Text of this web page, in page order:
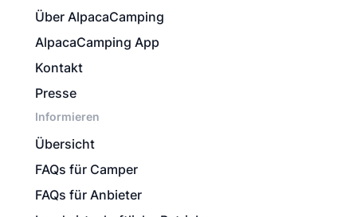
Über AlpacaCamping
AlpacaCamping App
Kontakt
Presse
Informieren
Übersicht
FAQs für Camper
FAQs für Anbieter